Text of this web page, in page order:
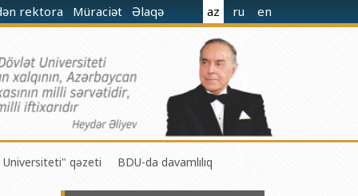
rektora Müraciət Əlaqə az ru en
Universiteti" qəzeti BDU-da davamlılıq